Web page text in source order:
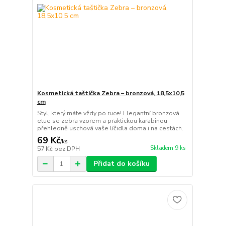
Kosmetická taštička Zebra – bronzová, 18,5x10,5
cm
Styl, který máte vždy po ruce! Elegantní bronzová
etue se zebra vzorem a praktickou karabinou
přehledně uschová vaše líčidla doma i na cestách.
69 Kč/ks
57 Kč bez DPH Skladem 9 ks
Přidat do košíku